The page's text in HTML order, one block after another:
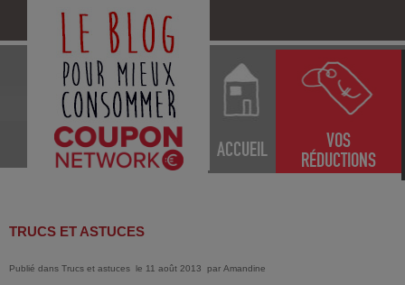
ACCUEIL
VOS
RÉDUCTIONS
TRUCS ET ASTUCES
Publié dans Trucs et astuces le 11 août 2013 par Amandine